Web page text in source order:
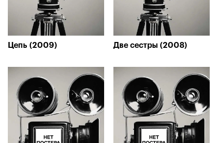
Цепь (2009) Две сестры (2008)